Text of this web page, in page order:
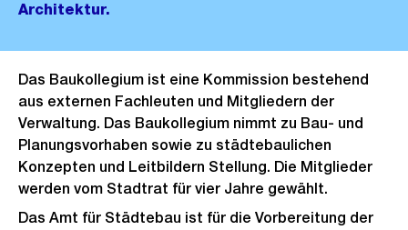
Architektur.
Das Baukollegium ist eine Kommission bestehend
aus externen Fachleuten und Mitgliedern der
Verwaltung. Das Baukollegium nimmt zu Bau- und
Planungsvorhaben sowie zu städtebaulichen
Konzepten und Leitbildern Stellung. Die Mitglieder
werden vom Stadtrat für vier Jahre gewählt.
Das Amt für Städtebau ist für die Vorbereitung der